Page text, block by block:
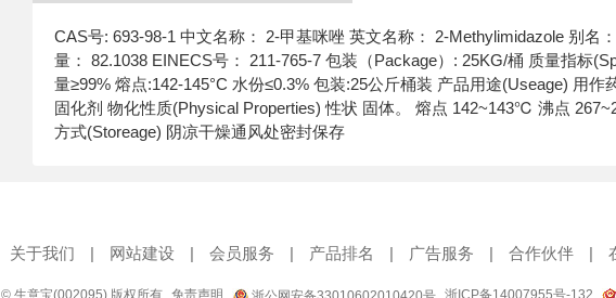
CAS号: 693-98-1 中文名称： 2-甲基咪唑 英文名称： 2-Methylimidazole 别名
量： 82.1038 EINECS号： 211-765-7 包装（Package）: 25KG/桶 质量指标
量≥99% 熔点:142-145°C 水份≤0.3% 包装:25公斤桶装 产品用途(Useage) 用
固化剂 物化性质(Physical Properties) 性状 固体。 熔点 142~143℃ 沸点
方式(Storeage) 阴凉干燥通风处密封保存
关于我们 | 网站建设 | 会员服务 | 产品排名 | 广告服务 | 合作伙伴 |
© 生意宝(002095) 版权所有 免责声明 浙ICP备14007955号-132